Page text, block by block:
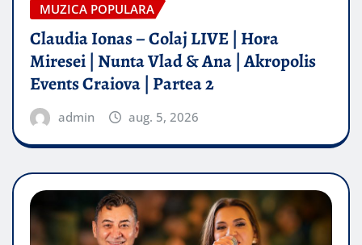
MUZICA POPULARA
Claudia Ionas – Colaj LIVE | Hora
Miresei | Nunta Vlad & Ana | Akropolis
Events Craiova | Partea 2
admin aug. 5, 2026